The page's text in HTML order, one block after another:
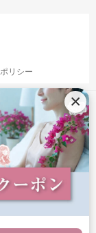
リシー
添うフェムケア専門店で
などを通して、
す。
×